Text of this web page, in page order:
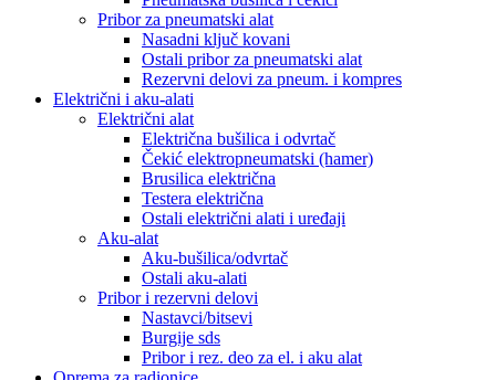
Pribor za pneumatski alat
Nasadni ključ kovani
Ostali pribor za pneumatski alat
Rezervni delovi za pneum. i kompres
Električni i aku-alati
Električni alat
Električna bušilica i odvrtač
Čekić elektropneumatski (hamer)
Brusilica električna
Testera električna
Ostali električni alati i uređaji
Aku-alat
Aku-bušilica/odvrtač
Ostali aku-alati
Pribor i rezervni delovi
Nastavci/bitsevi
Burgije sds
Pribor i rez. deo za el. i aku alat